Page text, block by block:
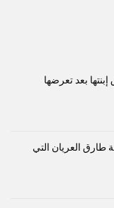
بعد تعرضها
طارق العريان التي